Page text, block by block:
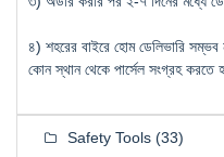
৪) শহরের বাইরে হোম ডেলিভারি সম্ভব
কোন স্থান থেকে পার্সেল সংগ্রহ করতে
Safety Tools (33)